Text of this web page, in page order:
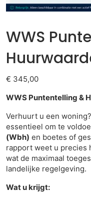
WWS
€ 345,00
WWS Puntentelling &
Verhuurt u een
essentieel om te
(Wbh) en boetes of
rapport weet u precies
wat de maximaal
landelijke regelgeving.
Wat u krijgt: